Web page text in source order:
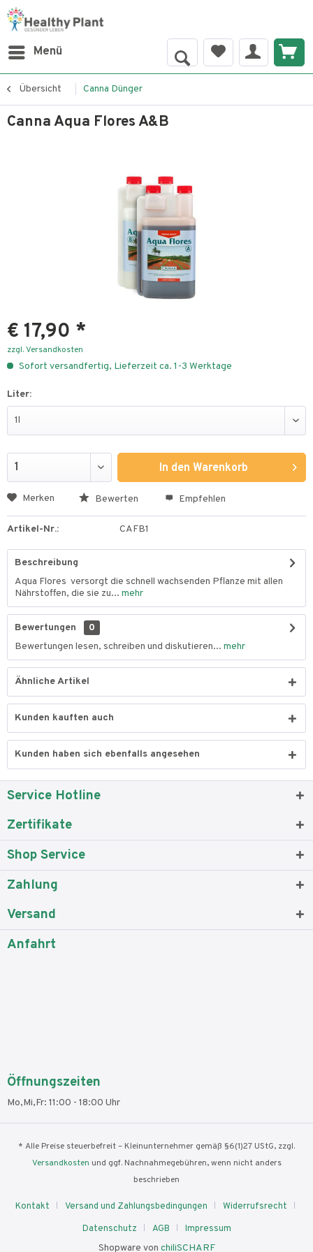
Menü
Übersicht Canna Dünger
Canna Aqua Flores A&B
€ 17,90 *
zzgl. Versandkosten
Sofort versandfertig, Lieferzeit ca. 1-3 Werktage
Liter:
In den Warenkorb
Merken Bewerten Empfehlen
Artikel-Nr.: CAFB1
Beschreibung
Aqua Flores versorgt die schnell wachsenden Pflanze mit allen
Nährstoffen, die sie zu... mehr
Bewertungen
0
Bewertungen lesen, schreiben und diskutieren... mehr
Ähnliche Artikel
Kunden kauften auch
Kunden haben sich ebenfalls angesehen
Service Hotline
Zertifikate
Shop Service
Zahlung
Versand
Anfahrt
Öffnungszeiten
Mo,Mi,Fr: 11:00 - 18:00 Uhr
* Alle Preise steuerbefreit – Kleinunternehmer gemäß §6(1)27 UStG, zzgl.
Versandkosten und ggf. Nachnahmegebühren, wenn nicht anders
beschrieben
Kontakt Versand und Zahlungsbedingungen
Widerrufsrecht
Datenschutz
AGB Impressum
Shopware von chiliSCHARF